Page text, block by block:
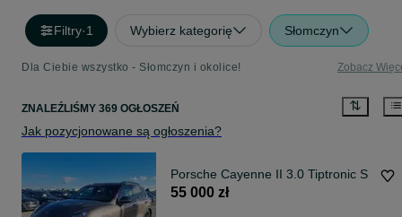
Filtry·1 Wybierz kategorię Słomczyn
Dla Ciebie wszystko - Słomczyn i okolice! Zobacz
ZNALEŹLIŚMY 369 OGŁOSZEŃ
Jak pozycjonowane są ogłoszenia?
Porsche Cayenne II 3.0 Tiptronic S
55 000 zł